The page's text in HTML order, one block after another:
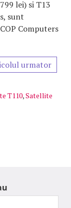
lei) si T13
sunt
Computers
urmator
T110,Satellite